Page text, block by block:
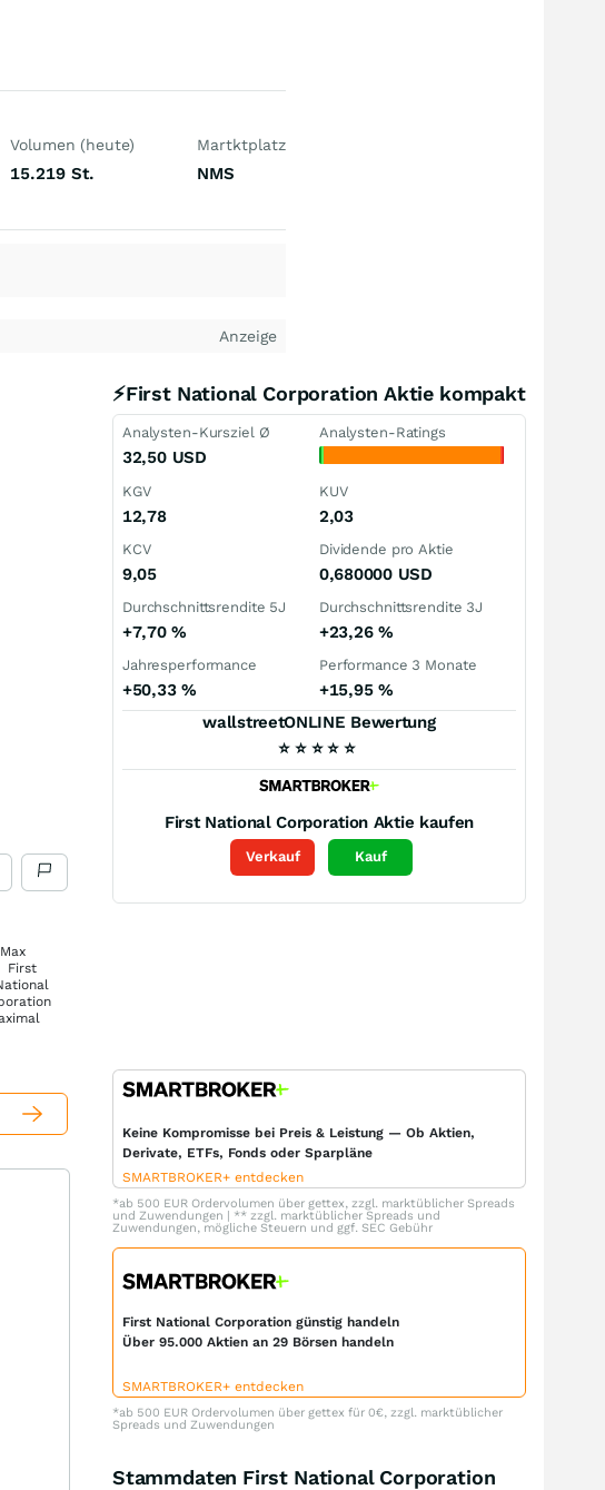
Volumen (heute)
15.219 St.
Martktplatz
NMS
Anzeige
Max
⚡First National Corporation Aktie kompakt
Analysten-Kursziel Ø
32,50 USD
Analysten-Ratings
KGV
12,78
KUV
2,03
KCV
9,05
Dividende pro Aktie
0,680000 USD
Durchschnittsrendite 5J
+7,70%
Durchschnittsrendite 3J
+23,26 %
Jahresperformance
+50,33 %
Performance 3 Monate
+15,95 %
wallstreetONLINE Bewertung
⭐ ⭐ ⭐ ⭐ ⭐
First National Corporation Aktie kaufen
Verkauf Kauf
Keine Kompromisse bei Preis & Leistung — Ob Aktien,
Derivate, ETFs, Fonds oder Sparpläne
SMARTBROKER+ entdecken
*ab 500 EUR Ordervolumen über gettex, zzgl. marktüblicher Spreads
und Zuwendungen | ** zzgl. marktüblicher Spreads und
Zuwendungen, mögliche Steuern und ggf. SEC Gebühr
First National Corporation günstig handeln
Über 95.000 Aktien an 29 Börsen handeln
SMARTBROKER+ entdecken
*ab 500 EUR Ordervolumen über gettex für 0€, zzgl. marktüblicher
Spreads und Zuwendungen
Stammdaten First National Corporation